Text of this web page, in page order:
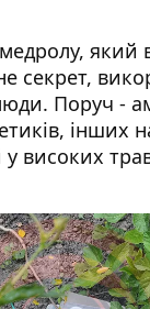
який
секрет,
Поруч -
інших
у високих